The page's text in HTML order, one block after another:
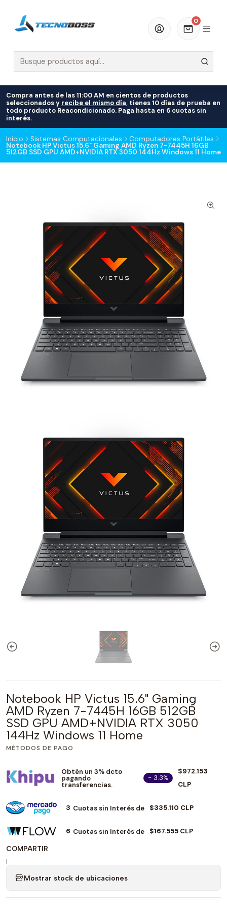
0
Compra antes de las 11:00 AM en cientos de productos
seleccionados y recibe el mismo día, tienes 10 días de prueba en
todo producto Reacondicionado. Paga hasta en 6 cuotas sin
interés.
Inicio Sistemas Computacionales Computadores Portátiles
Notebook HP Victus 15.6" Gaming AMD Ryzen 7-7445H 16GB
512GB SSD GPU AMD+NVIDIA RTX 3050 144Hz Windows 11 Home
Notebook HP Victus 15.6" Gaming
AMD Ryzen 7-7445H 16GB 512GB
SSD GPU AMD+NVIDIA RTX 3050
144Hz Windows 11 Home
MÉTODOS DE PAGO
Obtén un 3% dcto
pagando
transferencias.
- 3.3%
$972.153
CLP
3 Cuotas sin Interés de $335.110 CLP
6 Cuotas sin Interés de $167.555 CLP
COMPARTIR
|
Mostrar stock de ubicaciones